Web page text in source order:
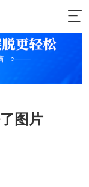
图片